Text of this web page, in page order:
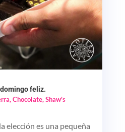
feliz.
,Chocolate,Shaw's
elección es una pequeña